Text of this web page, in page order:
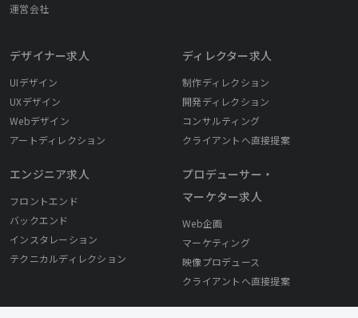
運営会社
デザイナー求人
UIデザイン
UXデザイン
Webデザイン
アートディレクション
エンジニア求人
フロントエンド
バックエンド
インスタレーション
テクニカルディレクション
ディレクター求人
制作ディレクション
開発ディレクション
コンサルティング
クライアントへ直接提案
プロデューサー・
マーケター求人
Web企画
マーケティング
映像プロデュース
クライアントへ直接提案